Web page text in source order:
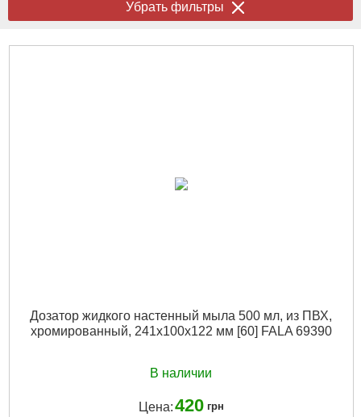
Убрать фильтры
Дозатор жидкого настенный мыла 500 мл, из ПВХ,
хромированный, 241x100x122 мм [60] FALA 69390
В наличии
Цена:420 грн